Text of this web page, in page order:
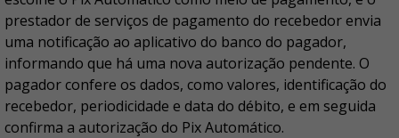
prestador de serviços de pagamento do recebedor envia
uma notificação ao aplicativo do banco do pagador,
informando que há uma nova autorização pendente. O
pagador confere os dados, como valores, identificação do
recebedor, periodicidade e data do débito, e em seguida
confirma a autorização do Pix Automático.